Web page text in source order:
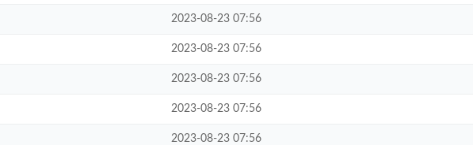
2023-08-23 07:56
2023-08-23 07:56
2023-08-23 07:56
2023-08-23 07:56
2023-08-23 07:56